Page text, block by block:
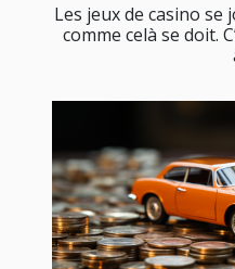
Les jeux de casino
comme celà se doit.